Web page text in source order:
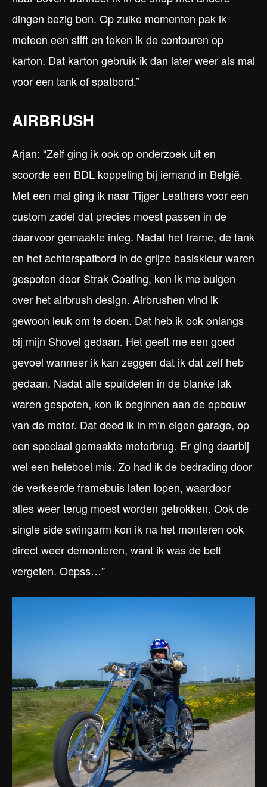
dingen bezig ben. Op zulke momenten pak ik
meteen een stift en teken ik de contouren op
karton. Dat karton gebruik ik dan later weer als mal
voor een tank of spatbord.”
AIRBRUSH
Arjan: “Zelf ging ik ook op onderzoek uit en
scoorde een BDL koppeling bij iemand in België.
Met een mal ging ik naar Tijger Leathers voor een
custom zadel dat precies moest passen in de
daarvoor gemaakte inleg. Nadat het frame, de tank
en het achterspatbord in de grijze basiskleur waren
gespoten door Strak Coating, kon ik me buigen
over het airbrush design. Airbrushen vind ik
gewoon leuk om te doen. Dat heb ik ook onlangs
bij mijn Shovel gedaan. Het geeft me een goed
gevoel wanneer ik kan zeggen dat ik dat zelf heb
gedaan. Nadat alle spuitdelen in de blanke lak
waren gespoten, kon ik beginnen aan de opbouw
van de motor. Dat deed ik in m’n eigen garage, op
een speciaal gemaakte motorbrug. Er ging daarbij
wel een heleboel mis. Zo had ik de bedrading door
de verkeerde framebuis laten lopen, waardoor
alles weer terug moest worden getrokken. Ook de
single side swingarm kon ik na het monteren ook
direct weer demonteren, want ik was de belt
vergeten. Oepss…”